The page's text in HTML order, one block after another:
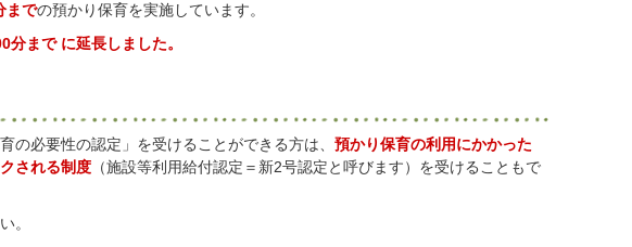
までの預かり保育を実施しています。
まで に延長しました。
の必要性の認定」を受けることができる方は、 預かり保育の利用にかかった
される制度 （施設等利用給付認定＝新2号認定と呼びます）を受けることもで
。